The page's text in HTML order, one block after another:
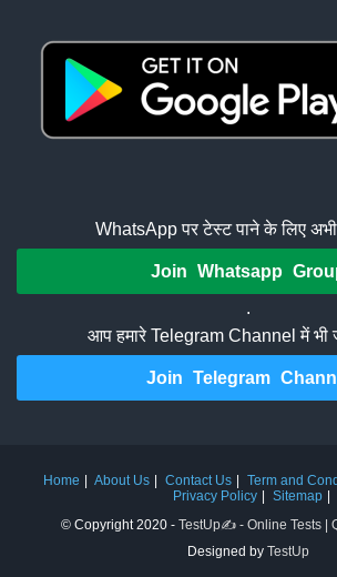
WhatsApp पर टेस्ट पाने के लिए
Join Whatsapp
.
आप हमारे Telegram Channel में
Join Telegram
Home About Us Contact Us Term and
Privacy Policy
Sitemap
© Copyright 2020 - TestUp✍️ - Online Tests |
Designed by TestUp